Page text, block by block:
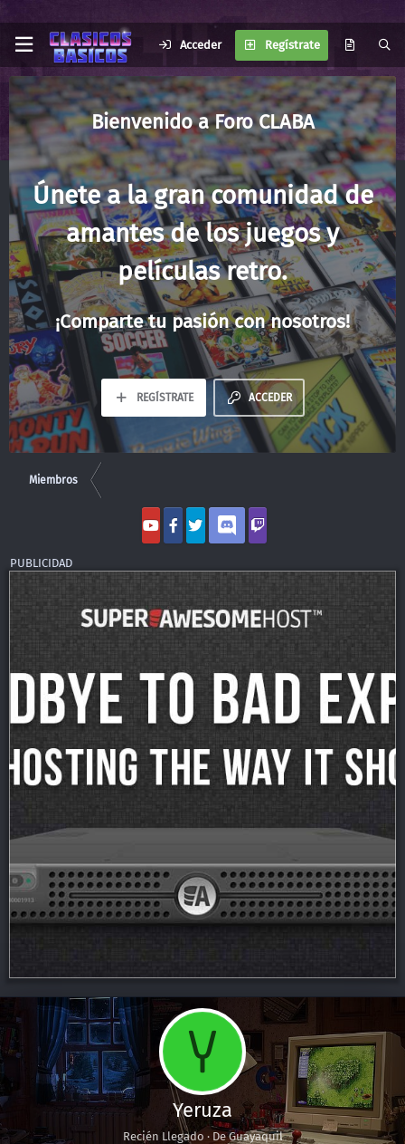
Acceder Regístrate
Foro CLABA
Únete a la gran comunidad de
amantes de los juegos y
películas retro.
¡Comparte tu pasión con nosotros!
ACCEDER
REGÍSTRATE
Miembros
Y
Yeruza
Recién Llegado ·DeGuayaquil